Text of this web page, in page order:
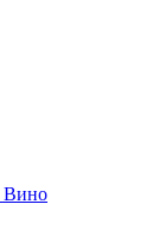
Вино